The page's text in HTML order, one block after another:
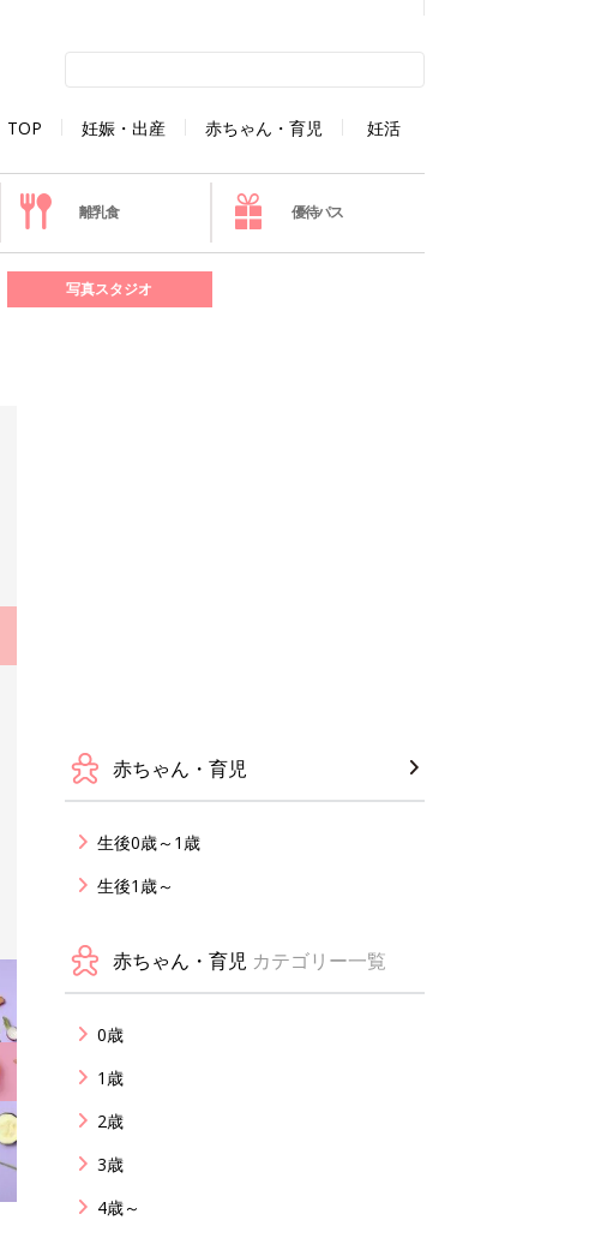
TOP 妊娠・出産 赤ちゃん・育児 妊活
離乳食 優待パス
写真スタジオ
赤ちゃん・育児
生後0歳～1歳
生後1歳～
赤ちゃん・育児 カテゴリー一覧
0歳
1歳
2歳
3歳
4歳～